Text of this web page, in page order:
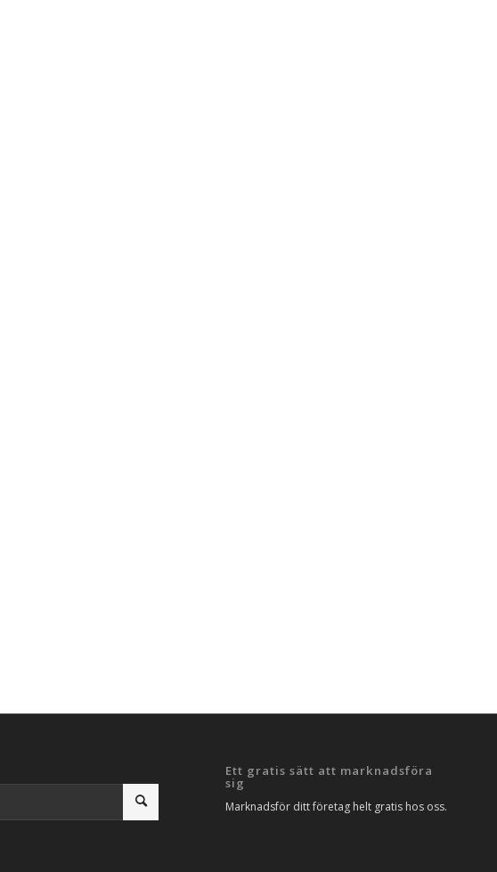
Ett gratis sätt att marknadsföra
sig
Marknadsför ditt företag helt gratis hos oss.